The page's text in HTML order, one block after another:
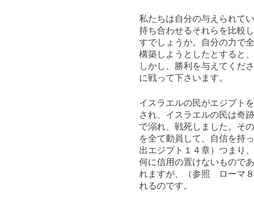
私たちは自分の与えられて
持ち合わせるそれらを比較
すでしょうか。自分の力で
構築しようとしたとすると
しかし、勝利を与えてくだ
に戦って下さいます。
イスラエルの民がエジプト
され、イスラエルの民は奇
で溺れ、戦死しました。そ
を全て動員して、自信を持
出エジプト１４章）つまり
何に信用の置けないもので
れますが、（参照　ローマ
れるのです。